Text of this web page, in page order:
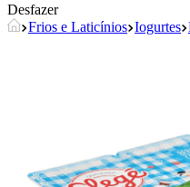
Desfazer
Frios e Laticínios Iogurtes